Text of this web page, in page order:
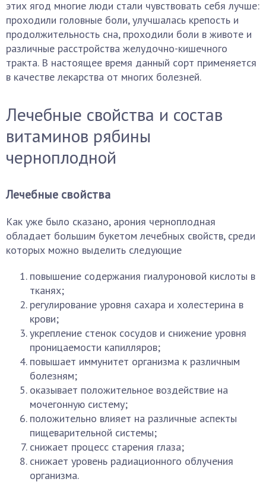
этих ягод многие люди стали чувствовать себя лучше:
проходили головные боли, улучшалась крепость и
продолжительность сна, проходили боли в животе и
различные расстройства желудочно-кишечного
тракта. В настоящее время данный сорт применяется
в качестве лекарства от многих болезней.
Лечебные свойства и состав
витаминов рябины
черноплодной
Лечебные свойства
Как уже было сказано, арония черноплодная
обладает большим букетом лечебных свойств, среди
которых можно выделить следующие
повышение содержания гиалуроновой кислоты в
тканях;
регулирование уровня сахара и холестерина в
крови;
укрепление стенок сосудов и снижение уровня
проницаемости капилляров;
повышает иммунитет организма к различным
болезням;
оказывает положительное воздействие на
мочегонную систему;
положительно влияет на различные аспекты
пищеварительной системы;
снижает процесс старения глаза;
снижает уровень радиационного облучения
организма.